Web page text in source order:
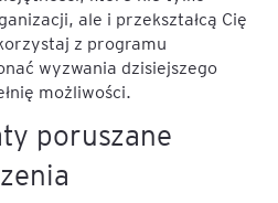
ale i przekształcą Cię
z programu
wyzwania dzisiejszego
możliwości.
poruszane